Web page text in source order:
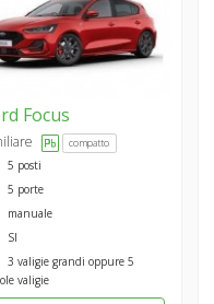
Focus
compatto
5 posti
5 porte
manuale
SI
3 valigie grandi oppure 5
valigie